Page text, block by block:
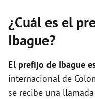
¿Cuál es el
Ibague?
El prefijo de Ibague
internacional de
se recibe una